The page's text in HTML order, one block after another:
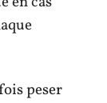
peser